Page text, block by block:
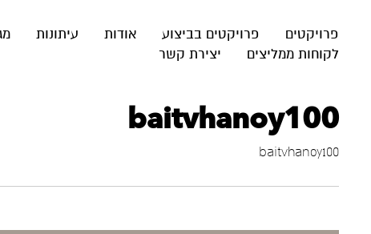
פרויקטים פרויקטים בביצוע אודות עיתונות
לקוחות ממליצים
יצירת קשר
baitvhanoy100
baitvhanoy100